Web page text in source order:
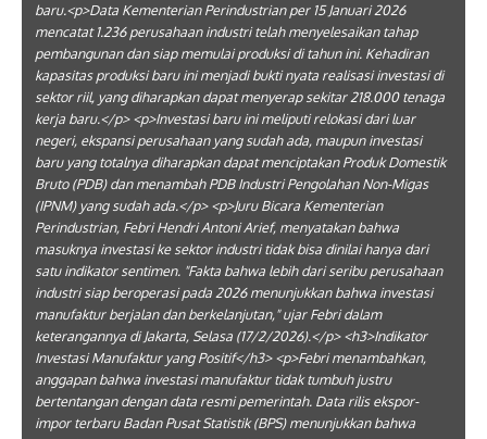
baru.<p>Data Kementerian Perindustrian per 15 Januari 2026
mencatat 1.236 perusahaan industri telah menyelesaikan tahap
pembangunan dan siap memulai produksi di tahun ini. Kehadiran
kapasitas produksi baru ini menjadi bukti nyata realisasi investasi di
sektor riil, yang diharapkan dapat menyerap sekitar 218.000 tenaga
kerja baru.</p> <p>Investasi baru ini meliputi relokasi dari luar
negeri, ekspansi perusahaan yang sudah ada, maupun investasi
baru yang totalnya diharapkan dapat menciptakan Produk Domestik
Bruto (PDB) dan menambah PDB Industri Pengolahan Non-Migas
(IPNM) yang sudah ada.</p> <p>Juru Bicara Kementerian
Perindustrian, Febri Hendri Antoni Arief, menyatakan bahwa
masuknya investasi ke sektor industri tidak bisa dinilai hanya dari
satu indikator sentimen. "Fakta bahwa lebih dari seribu perusahaan
industri siap beroperasi pada 2026 menunjukkan bahwa investasi
manufaktur berjalan dan berkelanjutan," ujar Febri dalam
keterangannya di Jakarta, Selasa (17/2/2026).</p> <h3>Indikator
Investasi Manufaktur yang Positif</h3> <p>Febri menambahkan,
anggapan bahwa investasi manufaktur tidak tumbuh justru
bertentangan dengan data resmi pemerintah. Data rilis ekspor-
impor terbaru Badan Pusat Statistik (BPS) menunjukkan bahwa